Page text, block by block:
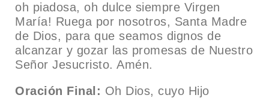
oh piadosa, oh dulce siempre Virgen
María! Ruega por nosotros, Santa Madre
de Dios, para que seamos dignos de
alcanzar y gozar las promesas de Nuestro
Señor Jesucristo. Amén.
Oración Final: Oh Dios, cuyo Hijo